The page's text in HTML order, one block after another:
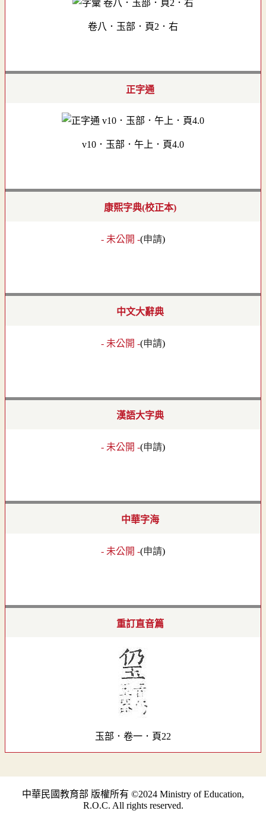
卷八．玉部．頁2．右
正字通
v10．玉部．午上．頁4.0
康熙字典(校正本)
- 未公開 -(申請)
中文大辭典
- 未公開 -(申請)
漢語大字典
- 未公開 -(申請)
中華字海
- 未公開 -(申請)
重訂直音篇
玉部．卷一．頁22
中華民國教育部 版權所有 ©2024 Ministry of Education,
R.O.C. All rights reserved.